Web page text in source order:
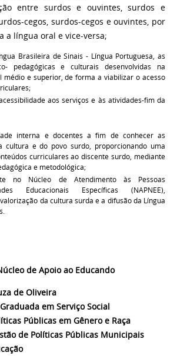
entre surdos e ouvintes, surdos e
cegos, surdos-cegos e ouvintes, por
a língua oral e vice-versa;
Brasileira de Sinais - Língua Portuguesa, as
pedagógicas e culturais desenvolvidas na
médio e superior, de forma a viabilizar o acesso
aos serviços e às atividades-fim da
interna e docentes a fim de conhecer as
cultura e do povo surdo, proporcionando uma
curriculares ao discente surdo, mediante
e metodológica;
no Núcleo de Atendimento às Pessoas
Educacionais Específicas (NAPNEE),
da cultura surda e a difusão da Língua
de Apoio ao Educando
de Oliveira
em Serviço Social
Públicas em Gênero e Raça
de Políticas Públicas Municipais